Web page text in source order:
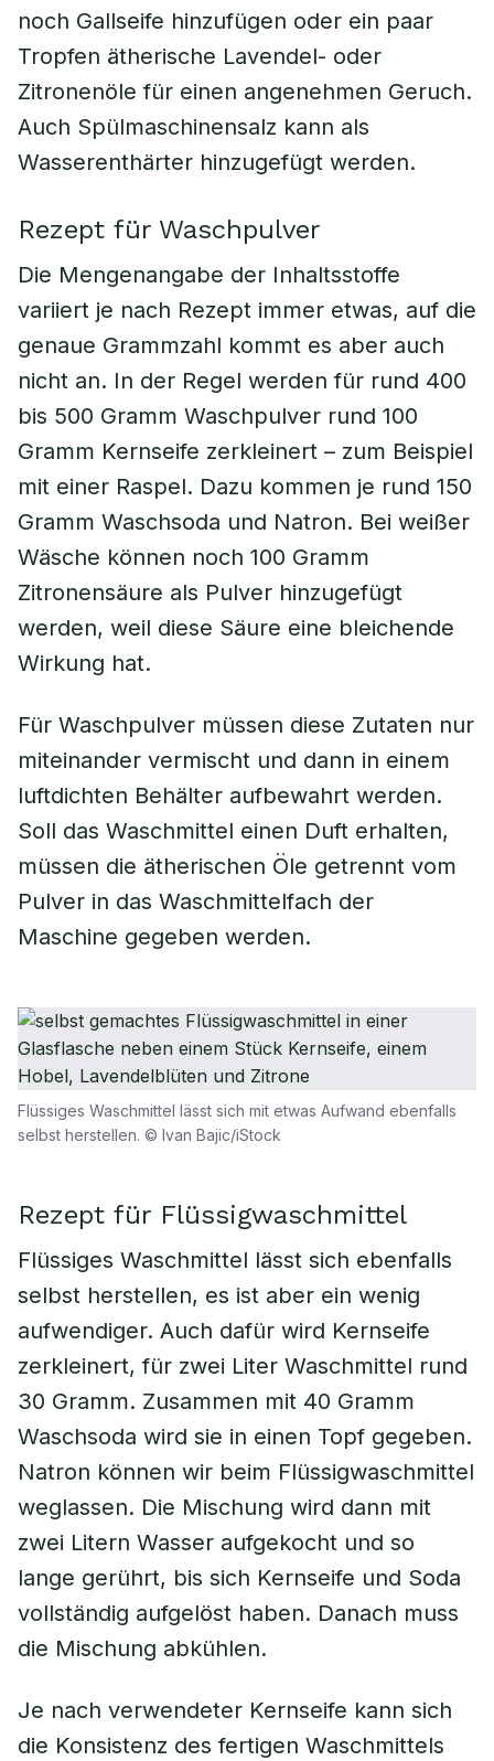
noch Gallseife hinzufügen oder ein paar
Tropfen ätherische Lavendel- oder
Zitronenöle für einen angenehmen Geruch.
Auch Spülmaschinensalz kann als
Wasserenthärter hinzugefügt werden.
Rezept für Waschpulver
Die Mengenangabe der Inhaltsstoffe
variiert je nach Rezept immer etwas, auf die
genaue Grammzahl kommt es aber auch
nicht an. In der Regel werden für rund 400
bis 500 Gramm Waschpulver rund 100
Gramm Kernseife zerkleinert – zum Beispiel
mit einer Raspel. Dazu kommen je rund 150
Gramm Waschsoda und Natron. Bei weißer
Wäsche können noch 100 Gramm
Zitronensäure als Pulver hinzugefügt
werden, weil diese Säure eine bleichende
Wirkung hat.
Für Waschpulver müssen diese Zutaten nur
miteinander vermischt und dann in einem
luftdichten Behälter aufbewahrt werden.
Soll das Waschmittel einen Duft erhalten,
müssen die ätherischen Öle getrennt vom
Pulver in das Waschmittelfach der
Maschine gegeben werden.
Flüssiges Waschmittel lässt sich mit etwas Aufwand ebenfalls
selbst herstellen. © Ivan Bajic/iStock
Rezept für Flüssigwaschmittel
Flüssiges Waschmittel lässt sich ebenfalls
selbst herstellen, es ist aber ein wenig
aufwendiger. Auch dafür wird Kernseife
zerkleinert, für zwei Liter Waschmittel rund
30 Gramm. Zusammen mit 40 Gramm
Waschsoda wird sie in einen Topf gegeben.
Natron können wir beim Flüssigwaschmittel
weglassen. Die Mischung wird dann mit
zwei Litern Wasser aufgekocht und so
lange gerührt, bis sich Kernseife und Soda
vollständig aufgelöst haben. Danach muss
die Mischung abkühlen.
Je nach verwendeter Kernseife kann sich
die Konsistenz des fertigen Waschmittels